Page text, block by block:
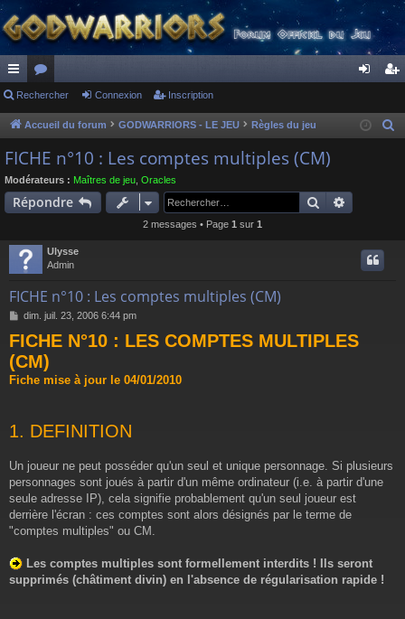
ac
co
ur
ci
or
u
m
s
ne cri
Rechercher Connexion Inscription
Accueil du forum GODWARRIORS - LE JEU Règles du jeu
FICHE n°10 : Les comptes multiples (CM)
Modérateurs : Maîtres de jeu Oracles
Répondre Rechercher
2 messages • Page 1 sur 1
Ulysse
Admin
FICHE n°10 : Les comptes multiples (CM)
M
s
s
a
g
dim. juil. 23, 2006 6:44 pm
FICHE N°10 : LES COMPTES MULTIPLES
(CM)
Fiche mise à jour le 04/01/2010
1. DEFINITION
Un joueur ne peut posséder qu'un seul et unique personnage. Si plusieurs
personnages sont joués à partir d'un même ordinateur (i.e. à partir d'une
seule adresse IP), cela signifie probablement qu'un seul joueur est
derrière l'écran : ces comptes sont alors désignés par le terme de
"comptes multiples" ou CM.
Les comptes multiples sont formellement interdits ! Ils seront
supprimés (châtiment divin) en l'absence de régularisation rapide !